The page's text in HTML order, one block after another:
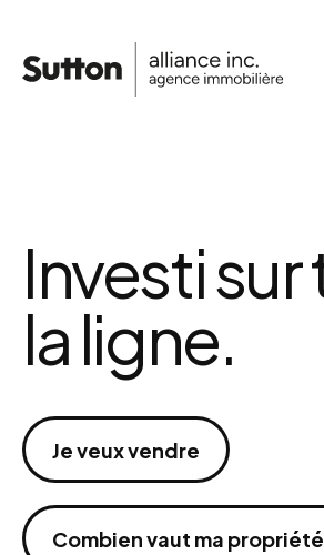
Investi
la ligne.
Je veux vendre
Combien vaut ma